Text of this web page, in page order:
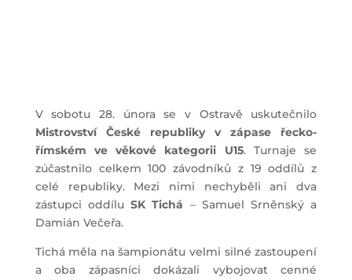
V sobotu 28. února se v Ostravě uskutečnilo
Mistrovství České republiky v zápase řecko-
římském ve věkové kategorii U15. Turnaje se
zúčastnilo celkem 100 závodníků z 19 oddílů z
celé republiky. Mezi nimi nechyběli ani dva
zástupci oddíluSK Tichá – Samuel Srněnský a
Damián Večeřa.
Tichá měla na šampionátu velmi silné zastoupení
a oba zápasníci dokázali vybojovat cenné